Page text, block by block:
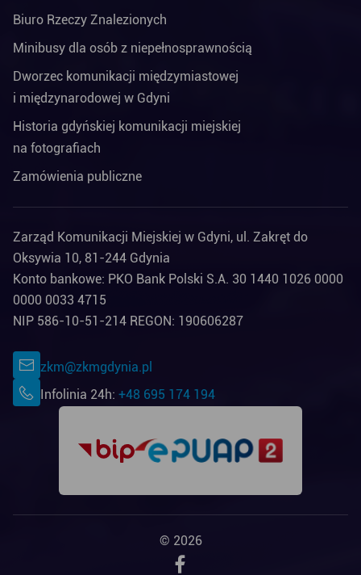
Biuro Rzeczy Znalezionych
Minibusy dla osób z niepełnosprawnością
Dworzec komunikacji międzymiastowej
i międzynarodowej w Gdyni
Historia gdyńskiej komunikacji miejskiej
na fotografiach
Zamówienia publiczne
Zarząd Komunikacji Miejskiej w Gdyni, ul. Zakręt do
Oksywia 10, 81-244 Gdynia
Konto bankowe: PKO Bank Polski S.A. 30 1440 1026 0000
0000 0033 4715
NIP 586-10-51-214 REGON: 190606287
zkm@zkmgdynia.pl
Infolinia 24h: +48 695 174 194
© 2026